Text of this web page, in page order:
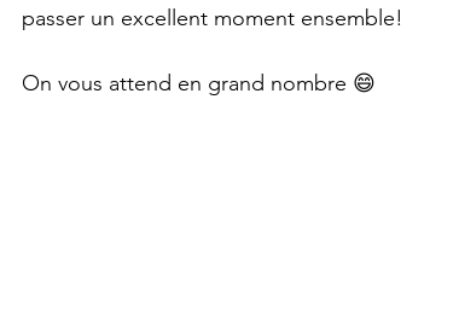
passer un excellent moment ensemble!
On vous attend en grand nombre 😄